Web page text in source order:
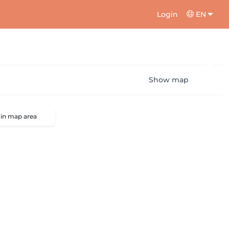
Login EN
Show map
map area